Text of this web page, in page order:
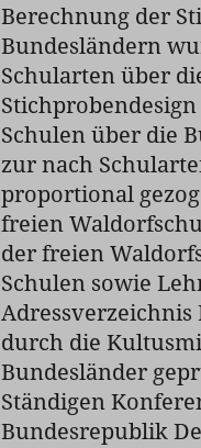
Berechnung der
Bundesländern
Schularten über
Schulen über die
zur nach
proportional
freien
der freien
Schulen sowie
durch die
Bundesländer
Ständigen
Bundesrepublik